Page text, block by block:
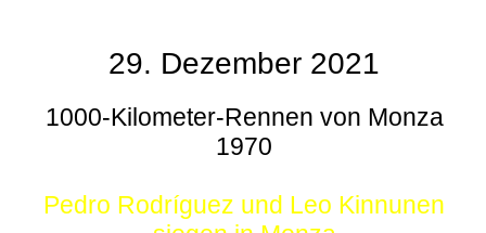
29. Dezember 2021
1000-Kilometer-Rennen von Monza
1970
Pedro Rodríguez und Leo Kinnunen